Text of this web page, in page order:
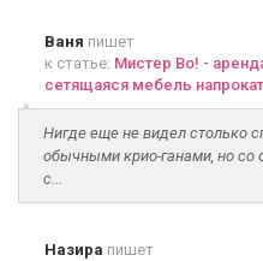
Ваня пишет
к статье: Мистер Во! -
сетящаяся мебель напрокат
Нигде еще не видел столько
обычными крио-ганами, но со
с...
Назира пишет